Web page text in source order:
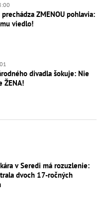
prechádza ZMENOU pohlavia:
viedlo!
divadla šokuje: Nie
ŽENA!
v Seredi má rozuzlenie:
dvoch 17-ročných